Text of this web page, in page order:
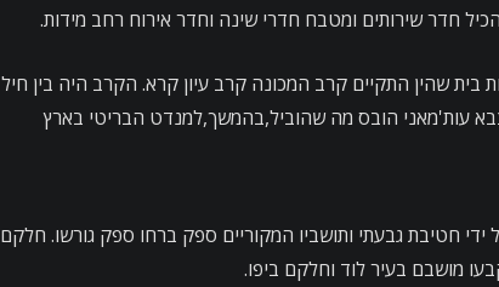
חדר שירותים ומטבח חדרי שינה וחדר אירוח רחב מידות.
שהין התקיים קרב המכונה קרב עיון קרא. הקרב היה בין חיל
עות'מאני הובס מה שהוביל,בהמשך,למנדט הבריטי בארץ
על ידי חטיבת גבעתי ותושביו המקוריים ספק ברחו ספק גורשו. חלקם
מושבם בעיר לוד וחלקם ביפו.